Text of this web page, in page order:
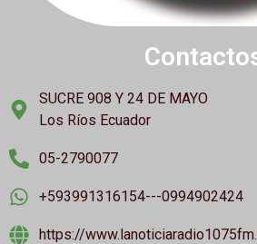
SUCRE 908 Y 24 DE MAYO
Los Ríos Ecuador
05-2790077
+593991316154---0994902424
https://